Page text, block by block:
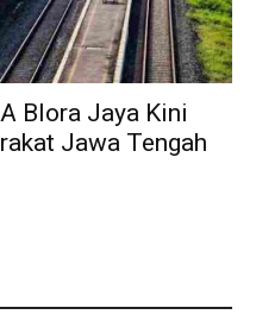
Blora Jaya Kini
Jawa Tengah